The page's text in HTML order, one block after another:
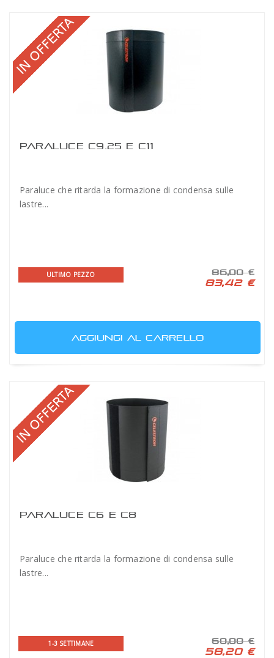
PARALUCE C9.25 E C11
Paraluce che ritarda la formazione di condensa sulle
lastre...
ULTIMO PEZZO 86,00 €
83,42 €
AGGIUNGI AL CARRELLO
PARALUCE C6 E C8
Paraluce che ritarda la formazione di condensa sulle
lastre...
1-3 SETTIMANE 60,00 €
58,20 €